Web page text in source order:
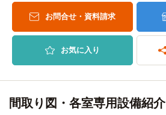
お問合せ・資料請求
お気に入り
間取り図・各室専用設備紹介